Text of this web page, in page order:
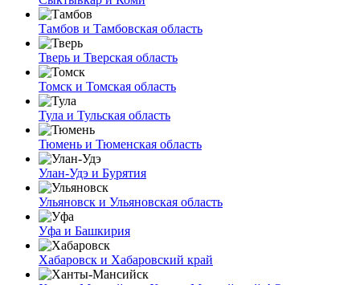
Тамбов и Тамбовская область
Тверь и Тверская область
Томск и Томская область
Тула и Тульская область
Тюмень и Тюменская область
Улан-Удэ и Бурятия
Ульяновск и Ульяновская область
Уфа и Башкирия
Хабаровск и Хабаровский край